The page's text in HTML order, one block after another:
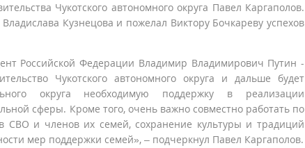
Чукотского автономного округа Павел Каргаполов.
Кузнецова и пожелал Виктору Бочкареву успехов
Российской Федерации Владимир Владимирович Путин -
Чукотского автономного округа и дальше будет
округа необходимую поддержку в реализации
сферы. Кроме того, очень важно совместно работать по
СВО и членов их семей, сохранение культуры и традиций
мер поддержки семей», – подчеркнул Павел Каргаполов.